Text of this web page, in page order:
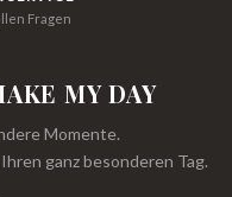
Fragen
MY DAY
Momente.
ganz besonderen Tag.